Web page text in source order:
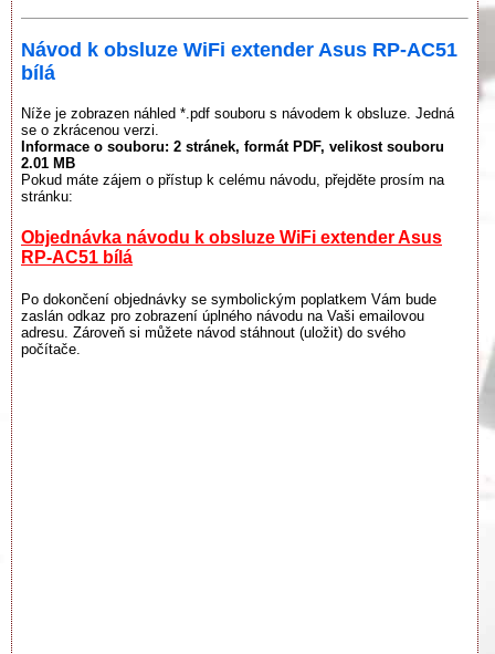
Návod k obsluze WiFi extender Asus RP-AC51
bílá
Níže je zobrazen náhled *.pdf souboru s návodem k obsluze. Jedná
se o zkrácenou verzi.
Informace o souboru: 2 stránek, formát PDF, velikost souboru
2.01 MB
Pokud máte zájem o přístup k celému návodu, přejděte prosím na
stránku:
Objednávka návodu k obsluze WiFi extender Asus
RP-AC51 bílá
Po dokončení objednávky se symbolickým poplatkem Vám bude
zaslán odkaz pro zobrazení úplného návodu na Vaši emailovou
adresu. Zároveň si můžete návod stáhnout (uložit) do svého
počítače.